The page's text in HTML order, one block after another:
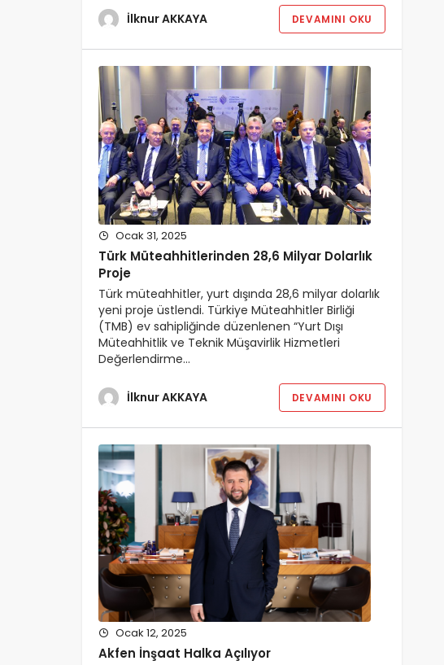
İlknur AKKAYA DEVAMINI OKU
Ocak 31, 2025
Türk Müteahhitlerinden 28,6 Milyar Dolarlık
Proje
Türk müteahhitler, yurt dışında 28,6 milyar dolarlık
yeni proje üstlendi. Türkiye Müteahhitler Birliği
(TMB) ev sahipliğinde düzenlenen “Yurt Dışı
Müteahhitlik ve Teknik Müşavirlik Hizmetleri
Değerlendirme…
İlknur AKKAYA DEVAMINI OKU
Ocak 12, 2025
Akfen İnşaat Halka Açılıyor